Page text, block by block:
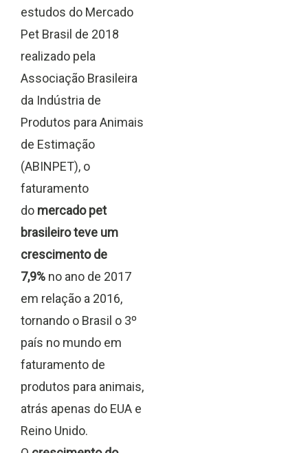
estudos do Mercado
Pet Brasil de 2018
realizado pela
Associação Brasileira
da Indústria de
Produtos para Animais
de Estimação
(ABINPET), o
faturamento
do mercado pet
brasileiro teve um
crescimento de
7,9% no ano de 2017
em relação a 2016,
tornando o Brasil o 3º
país no mundo em
faturamento de
produtos para animais,
atrás apenas do EUA e
Reino Unido.